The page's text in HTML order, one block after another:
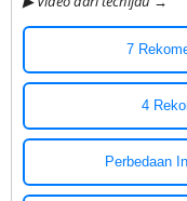
7
4
Perbedaan